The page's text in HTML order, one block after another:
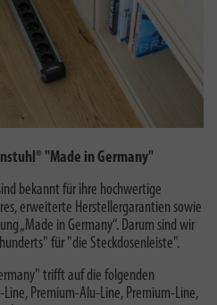
"Made in Germany"
bekannt für ihre hochwertige
erweiterte Herstellergarantien sowie
„Made in Germany“. Darum sind wir
" für "die Steckdosenleiste".
trifft auf die folgenden
Premium-Alu-Line, Premium-Line,